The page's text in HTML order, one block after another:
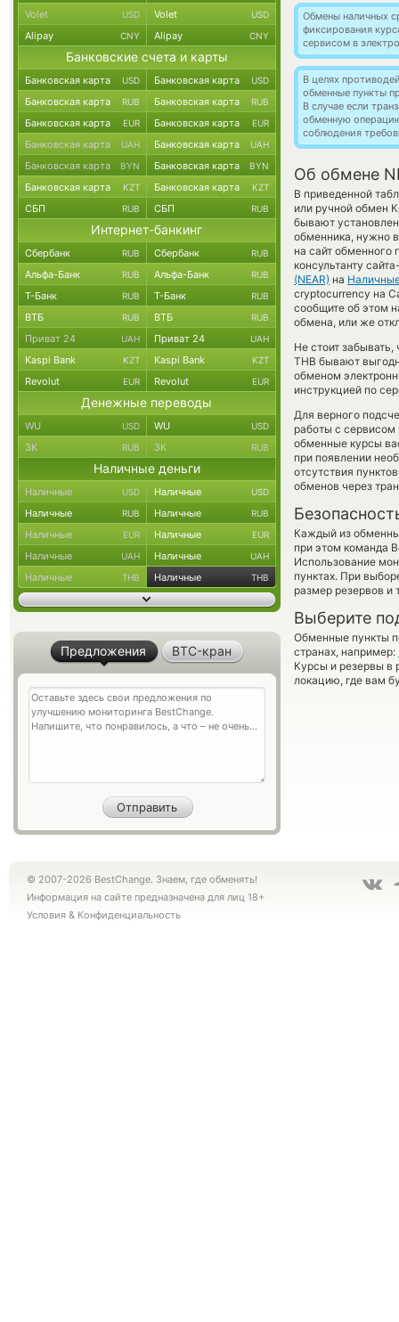
Обмены наличных
фиксирования
сервисом в
В целях
обменные пункты
В случае если
обменную
соблюдения
Об обмене
В приведенной
или ручной обмен
бывают
обменника, нужно
на сайт обменного
консультанту
(NEAR) на
cryptocurrency на
сообщите об этом
обмена, или же
Не стоит
THB бывают
обменом
инструкцией по
Для верного
работы с
обменные курсы
при появлении
отсутствия
обменов через
Каждый из
при этом команда
Использование
пунктах. При
размер резервов и
Выберите
Обменные пункты
странах, например:
Курсы и резервы в
локацию, где вам
Volet USD Volet USD
Alipay CNY Alipay CNY
Банковские счета и карты
Банковская карта USD Банковская карта USD
Банковская карта RUB Банковская карта RUB
Банковская карта EUR Банковская карта EUR
Банковская карта UAH Банковская карта UAH
Банковская карта BYN Банковская карта BYN
Банковская карта KZT Банковская карта KZT
СБП RUB СБП RUB
Интернет-банкинг
Сбербанк RUB Сбербанк RUB
Альфа-Банк RUB Альфа-Банк RUB
Т-Банк RUB Т-Банк RUB
ВТБ RUB ВТБ RUB
Приват 24 UAH Приват 24 UAH
Kaspi Bank KZT Kaspi Bank KZT
Revolut EUR Revolut EUR
Денежные переводы
WU USD WU USD
ЗК RUB ЗК RUB
Наличные деньги
Наличные USD Наличные USD
Наличные RUB Наличные RUB
Наличные EUR Наличные EUR
Наличные UAH Наличные UAH
Наличные THB Наличные THB
Предложения BTC-кран
© 2007-2026 BestChange. Знаем, где обменять!
Информация на сайте предназначена для лиц 18+
Условия & Конфиденциальность